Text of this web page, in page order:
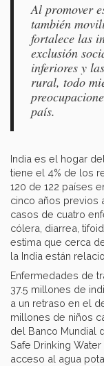
Al promover
también
fortalece las
exclusión
inferiores y
rural, todo
país.
India es el hogar
tiene el 4% de los
120 de 122 países
cinco años previos
casos de cuatro
cólera, diarrea,
estima que cerca
la India están
Enfermedades de
37.5 millones de
a un retraso en el
millones de niños
del Banco Mundial
Safe Drinking
acceso al agua